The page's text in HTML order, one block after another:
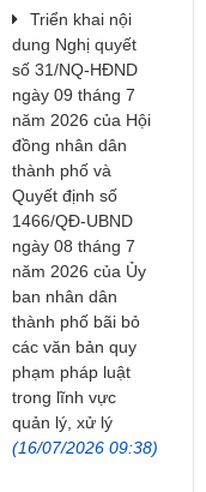
Triển khai nội
dung Nghị quyết
số 31/NQ-HĐND
ngày 09 tháng 7
năm 2026 của Hội
đồng nhân dân
thành phố và
Quyết định số
1466/QĐ-UBND
ngày 08 tháng 7
năm 2026 của Ủy
ban nhân dân
thành phố bãi bỏ
các văn bản quy
phạm pháp luật
trong lĩnh vực
quản lý, xử lý
(16/07/2026 09:38)